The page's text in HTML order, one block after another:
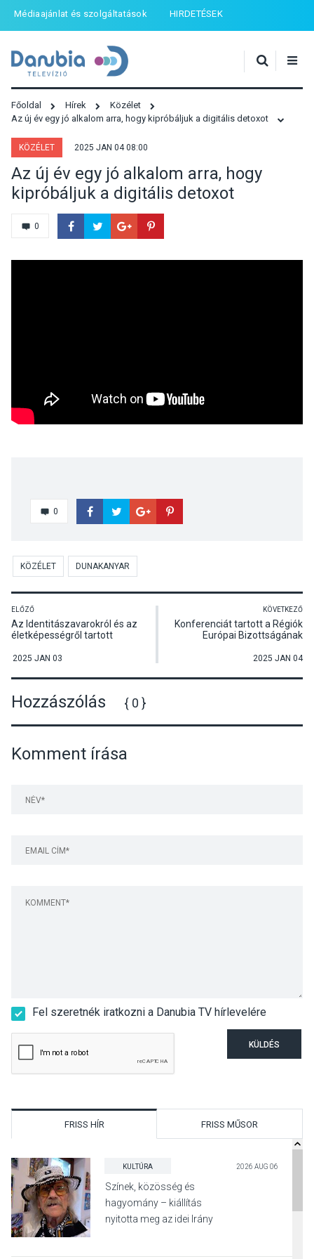
Médiaajánlat és szolgáltatások HIRDETÉSEK
Főoldal Hírek
Közélet
Az új év egy jó alkalom arra, hogy kipróbáljuk a digitális detoxot
KÖZÉLET 2025 JAN 04 08:00
Az új év egy jó alkalom arra, hogy
kipróbáljuk a digitális detoxot
0
0
KÖZÉLET DUNAKANYAR
ELŐZŐ
Az Identitászavarokról és az
életképességről tartott
Tahitótfaluban
2025 JAN 03
KÖVETKEZŐ
Konferenciát tartott a Régiók
Európai Bizottságának
2025 JAN 04
Hozzászólás { 0 }
Komment írása
Fel szeretnék iratkozni a Danubia TV hírlevelére
KÜLDÉS
FRISS HÍR FRISS MŰSOR
KULTÚRA 2026 AUG 06
Színek, közösség és
hagyomány – kiállítás
nyitotta meg az idei Irány